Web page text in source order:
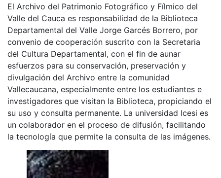
El Archivo del Patrimonio Fotográfico y Fílmico del
Valle del Cauca es responsabilidad de la Biblioteca
Departamental del Valle Jorge Garcés Borrero, por
convenio de cooperación suscrito con la Secretaria
del Cultura Departamental, con el fin de aunar
esfuerzos para su conservación, preservación y
divulgación del Archivo entre la comunidad
Vallecaucana, especialmente entre los estudiantes e
investigadores que visitan la Biblioteca, propiciando el
su uso y consulta permanente. La universidad Icesi es
un colaborador en el proceso de difusión, facilitando
la tecnología que permite la consulta de las imágenes.